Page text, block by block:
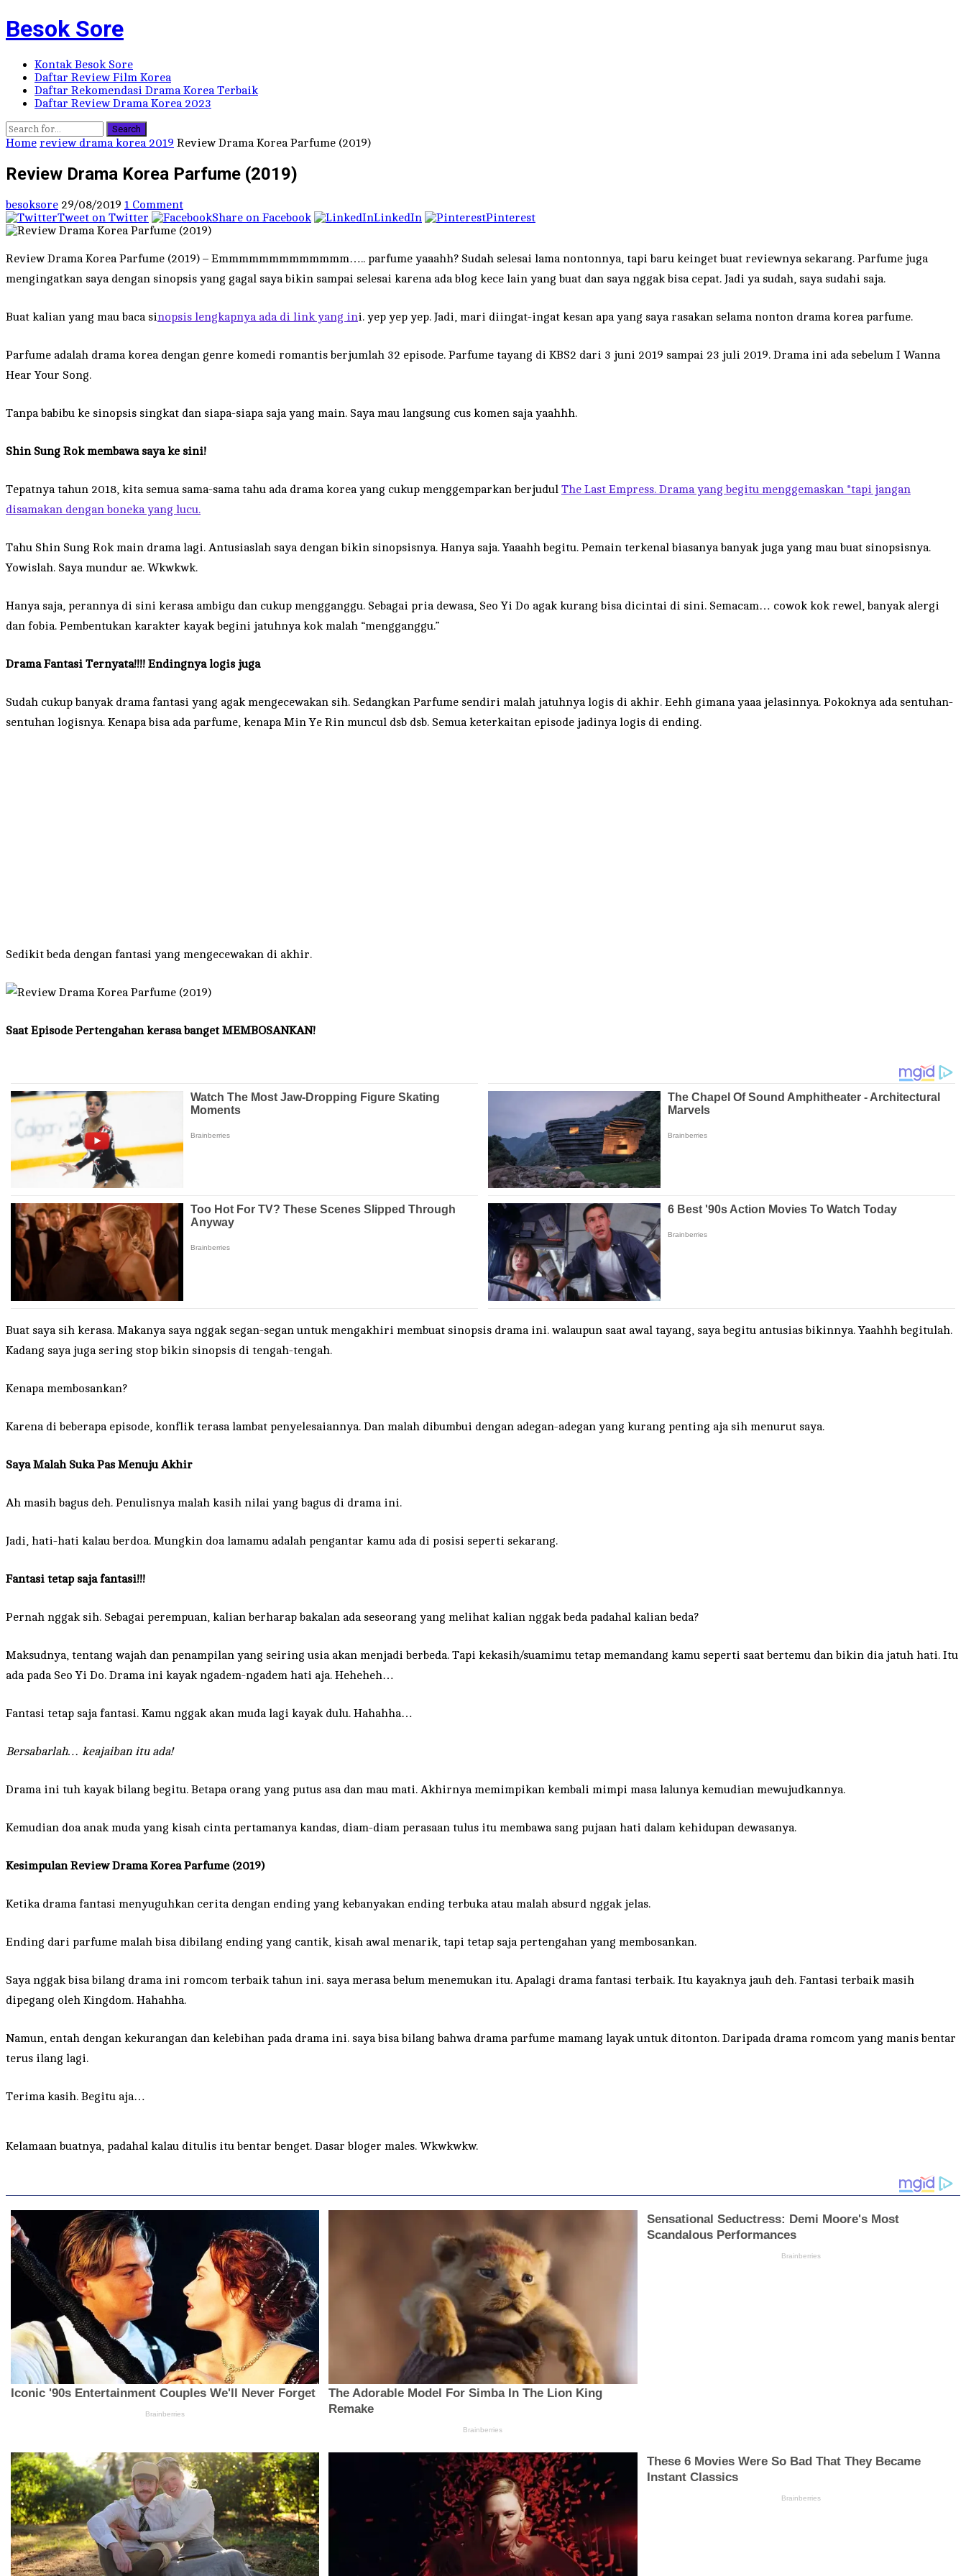
Besok Sore
Kontak Besok Sore
Daftar Review Film Korea
Daftar Rekomendasi Drama Korea Terbaik
Daftar Review Drama Korea 2023
Search
Home review drama korea 2019 Review Drama Korea Parfume (2019)
Review Drama Korea Parfume (2019)
besoksore 29/08/2019 1 Comment
Tweet on Twitter
Share on Facebook LinkedIn Pinterest
Review Drama Korea Parfume (2019) – Emmmmmmmmmmmmm….. parfume yaaahh? Sudah selesai lama nontonnya, tapi baru keinget buat reviewnya sekarang. Parfume juga
mengingatkan saya dengan sinopsis yang gagal saya bikin sampai selesai karena ada blog kece lain yang buat dan saya nggak bisa cepat. Jadi ya sudah, saya sudahi saja.
Buat kalian yang mau baca sinopsis lengkapnya ada di link yang ini. yep yep yep. Jadi, mari diingat-ingat kesan apa yang saya rasakan selama nonton drama korea parfume.
Parfume adalah drama korea dengan genre komedi romantis berjumlah 32 episode. Parfume tayang di KBS2 dari 3 juni 2019 sampai 23 juli 2019. Drama ini ada sebelum I Wanna
Hear Your Song.
Tanpa babibu ke sinopsis singkat dan siapa-siapa saja yang main. Saya mau langsung cus komen saja yaahhh.
Shin Sung Rok membawa saya ke sini!
Tepatnya tahun 2018, kita semua sama-sama tahu ada drama korea yang cukup menggemparkan berjudul The Last Empress. Drama yang begitu menggemaskan *tapi jangan
disamakan dengan boneka yang lucu.
Tahu Shin Sung Rok main drama lagi. Antusiaslah saya dengan bikin sinopsisnya. Hanya saja. Yaaahh begitu. Pemain terkenal biasanya banyak juga yang mau buat sinopsisnya.
Yowislah. Saya mundur ae. Wkwkwk.
Hanya saja, perannya di sini kerasa ambigu dan cukup mengganggu. Sebagai pria dewasa, Seo Yi Do agak kurang bisa dicintai di sini. Semacam… cowok kok rewel, banyak alergi
dan fobia. Pembentukan karakter kayak begini jatuhnya kok malah “mengganggu.”
Drama Fantasi Ternyata!!!! Endingnya logis juga
Sudah cukup banyak drama fantasi yang agak mengecewakan sih. Sedangkan Parfume sendiri malah jatuhnya logis di akhir. Eehh gimana yaaa jelasinnya. Pokoknya ada sentuhan-
sentuhan logisnya. Kenapa bisa ada parfume, kenapa Min Ye Rin muncul dsb dsb. Semua keterkaitan episode jadinya logis di ending.
Sedikit beda dengan fantasi yang mengecewakan di akhir.
Saat Episode Pertengahan kerasa banget MEMBOSANKAN!
Buat saya sih kerasa. Makanya saya nggak segan-segan untuk mengakhiri membuat sinopsis drama ini. walaupun saat awal tayang, saya begitu antusias bikinnya. Yaahhh begitulah.
Kadang saya juga sering stop bikin sinopsis di tengah-tengah.
Kenapa membosankan?
Karena di beberapa episode, konflik terasa lambat penyelesaiannya. Dan malah dibumbui dengan adegan-adegan yang kurang penting aja sih menurut saya.
Saya Malah Suka Pas Menuju Akhir
Ah masih bagus deh. Penulisnya malah kasih nilai yang bagus di drama ini.
Jadi, hati-hati kalau berdoa. Mungkin doa lamamu adalah pengantar kamu ada di posisi seperti sekarang.
Fantasi tetap saja fantasi!!!
Pernah nggak sih. Sebagai perempuan, kalian berharap bakalan ada seseorang yang melihat kalian nggak beda padahal kalian beda?
Maksudnya, tentang wajah dan penampilan yang seiring usia akan menjadi berbeda. Tapi kekasih/suamimu tetap memandang kamu seperti saat bertemu dan bikin dia jatuh hati. Itu
ada pada Seo Yi Do. Drama ini kayak ngadem-ngadem hati aja. Heheheh…
Fantasi tetap saja fantasi. Kamu nggak akan muda lagi kayak dulu. Hahahha…
Bersabarlah… keajaiban itu ada!
Drama ini tuh kayak bilang begitu. Betapa orang yang putus asa dan mau mati. Akhirnya memimpikan kembali mimpi masa lalunya kemudian mewujudkannya.
Kemudian doa anak muda yang kisah cinta pertamanya kandas, diam-diam perasaan tulus itu membawa sang pujaan hati dalam kehidupan dewasanya.
Kesimpulan Review Drama Korea Parfume (2019)
Ketika drama fantasi menyuguhkan cerita dengan ending yang kebanyakan ending terbuka atau malah absurd nggak jelas.
Ending dari parfume malah bisa dibilang ending yang cantik, kisah awal menarik, tapi tetap saja pertengahan yang membosankan.
Saya nggak bisa bilang drama ini romcom terbaik tahun ini. saya merasa belum menemukan itu. Apalagi drama fantasi terbaik. Itu kayaknya jauh deh. Fantasi terbaik masih
dipegang oleh Kingdom. Hahahha.
Namun, entah dengan kekurangan dan kelebihan pada drama ini. saya bisa bilang bahwa drama parfume mamang layak untuk ditonton. Daripada drama romcom yang manis bentar
terus ilang lagi.
Terima kasih. Begitu aja…
Kelamaan buatnya, padahal kalau ditulis itu bentar benget. Dasar bloger males. Wkwkwkw.